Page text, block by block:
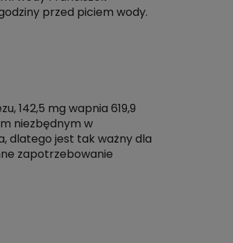
przed piciem wody.
142,5 mg wapnia 619,9
niezbędnym w
dlatego jest tak ważny dla
zapotrzebowanie